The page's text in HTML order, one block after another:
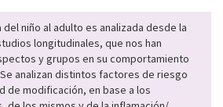
niño al adulto es analizada desde la
longitudinales, que nos han
y grupos en su comportamiento
analizan distintos factores de riesgo
de modificación, en base a los